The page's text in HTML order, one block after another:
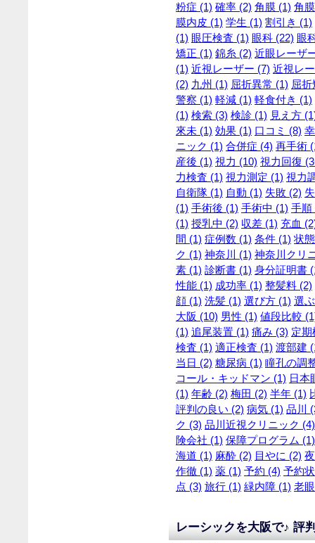
粉症 (1) 確率 (2) 角膜 (1) 角
膜内皮 (1) 学生 (1) 割引き (1)
(1) 眼圧検査 (1) 眼科 (22) 眼
矯正 (1) 錦糸 (2) 近眼レーザ
(1) 近視レーザー (7) 近視レ
(2) 九州 (1) 屈折異常 (1) 屈
警察 (1) 軽減 (1) 軽食付き (1)
(1) 検索 (3) 検診 (1) 見え方
來未 (1) 効果 (1) 口コミ (8)
ニック (1) 合併症 (4) 再手術
産後 (1) 視力 (10) 視力回復
力検査 (1) 視力測定 (1) 視力
自衛隊 (1) 自動 (1) 失敗 (2)
(1) 手術後 (1) 手術中 (1) 手順
(1) 授乳中 (2) 収差 (1) 充血
間 (1) 症例数 (1) 条件 (1) 状
ク (1) 神奈川 (1) 神奈川クリ
素 (1) 診断書 (1) 身分証明書
性能 (1) 成功率 (1) 整髪料 (2)
顔 (1) 洗髪 (1) 選び方 (1) 選
大阪 (10) 男性 (1) 値段比較
(1) 追尾装置 (1) 痛み (3) 定期
検査 (1) 適正検査 (1) 渡部建
当日 (2) 糖尿病 (1) 瞳孔の調
コール・キッドマン (1) 日本
(1) 年齢 (2) 梅田 (2) 半年 (1)
評判の良い (2) 病気 (1) 品川
ク (3) 品川近視クリニック (4)
険会社 (1) 保障プログラム (1)
海道 (1) 麻酔 (2) 目やに (2)
作徹 (1) 薬 (1) 予約 (4) 予約
点 (3) 旅行 (1) 緑内障 (1) 老
レーシックを大阪で♪ 評